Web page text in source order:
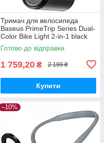
Тримач для велосипеда
Baseus PrimeTrip Series Dual-
Color Bike Light 2-in-1 black
Готово до відправки
1 759,20 ₴ 2 199 ₴
Купити
–10%